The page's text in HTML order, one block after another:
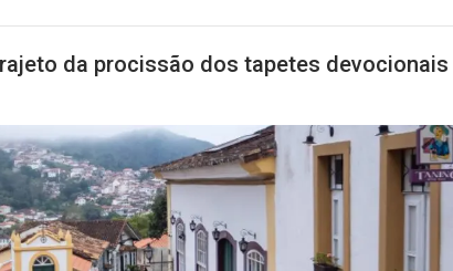
da procissão dos tapetes devocionais